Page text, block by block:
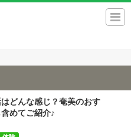
どんな感じ？奄美のおす
めてご紹介♪